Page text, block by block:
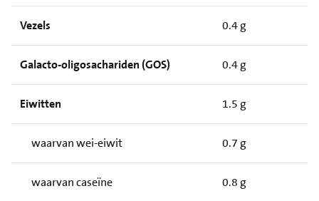
Vezels 0.4 g
Galacto-oligosachariden (GOS) 0.4 g
Eiwitten 1.5 g
waarvan wei-eiwit 0.7 g
waarvan caseïne 0.8 g